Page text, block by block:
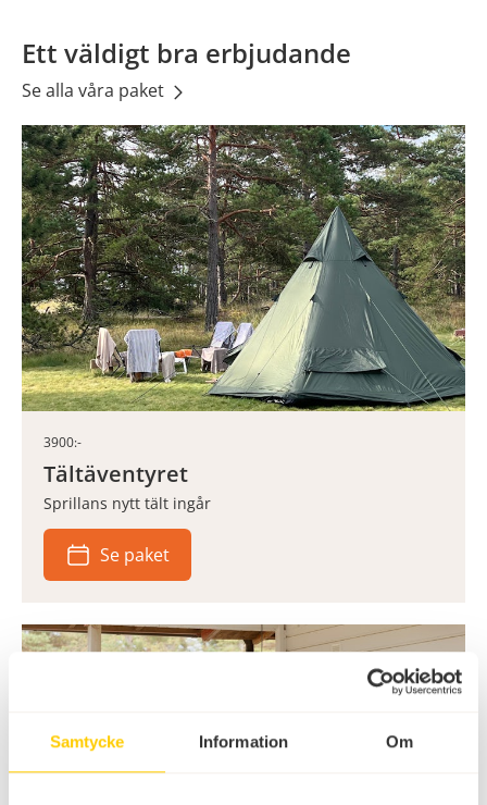
Samtycke Information Om
Ett väldigt bra erbjudande
Se alla våra paket
3900:-
Tältäventyret
Sprillans nytt tält ingår
Se paket